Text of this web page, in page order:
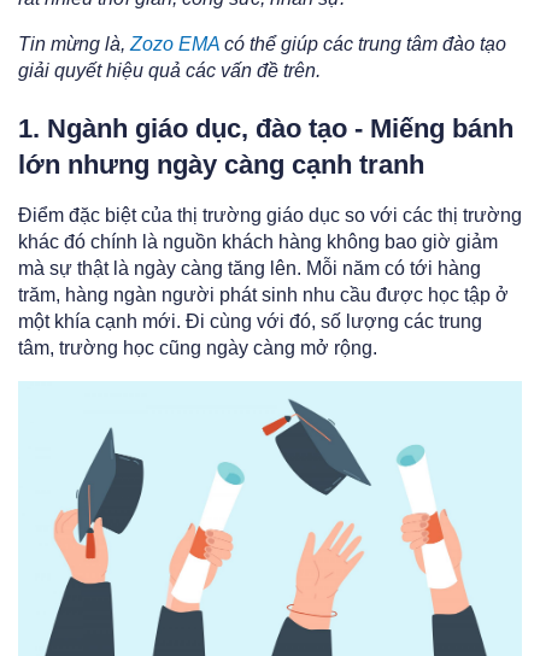
Tin mừng là, Zozo EMA có thể giúp các trung tâm đào tạo
giải quyết hiệu quả các vấn đề trên.
1. Ngành giáo dục, đào tạo - Miếng bánh
lớn nhưng ngày càng cạnh tranh
Điểm đặc biệt của thị trường giáo dục so với các thị trường
khác đó chính là nguồn khách hàng không bao giờ giảm
mà sự thật là ngày càng tăng lên. Mỗi năm có tới hàng
trăm, hàng ngàn người phát sinh nhu cầu được học tập ở
một khía cạnh mới. Đi cùng với đó, số lượng các trung
tâm, trường học cũng ngày càng mở rộng.